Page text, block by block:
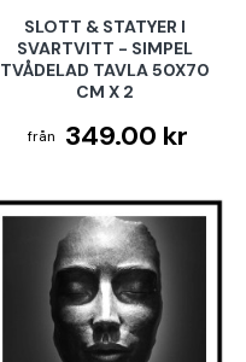
SLOTT & STATYER I
SVARTVITT - SIMPEL
TVÅDELAD TAVLA 50X70
CM X 2
349.00 kr